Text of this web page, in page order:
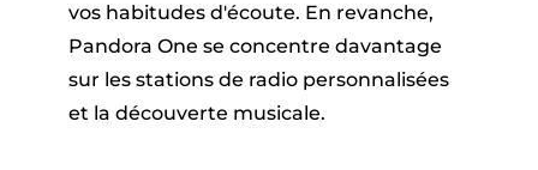
vos habitudes d'écoute. En revanche,
Pandora One se concentre davantage
sur les stations de radio personnalisées
et la découverte musicale.